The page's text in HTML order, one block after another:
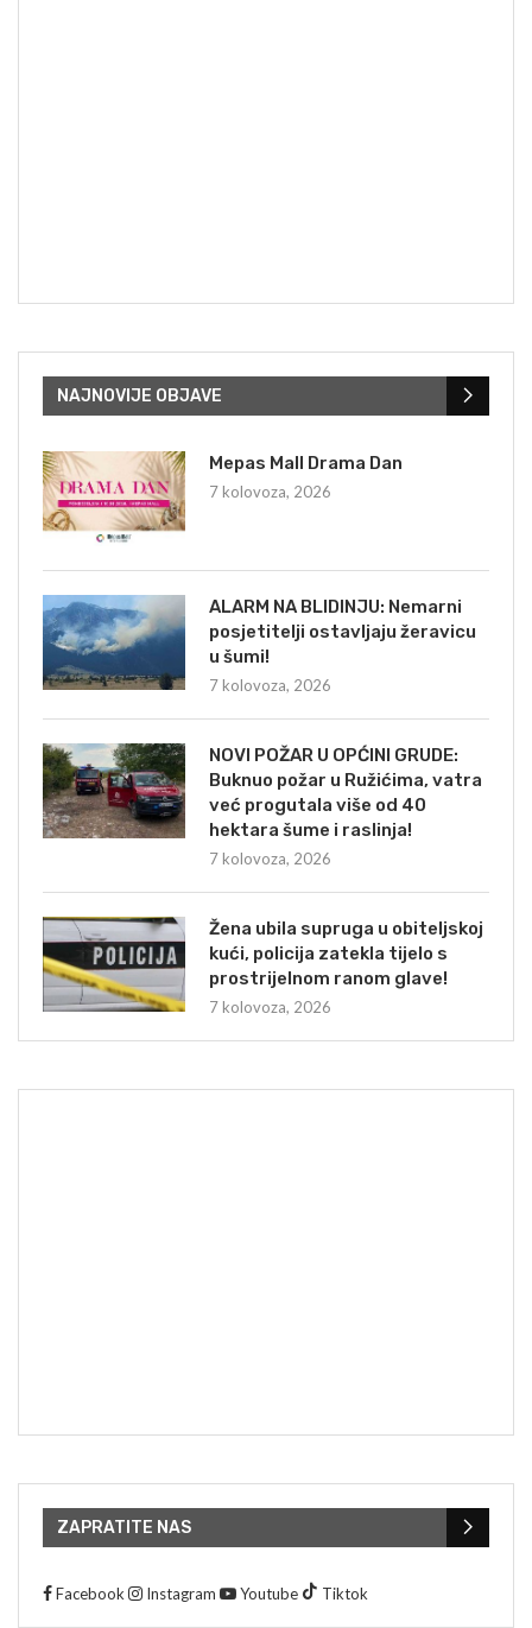
NAJNOVIJE OBJAVE
Mepas Mall Drama Dan
7 kolovoza, 2026
ALARM NA BLIDINJU: Nemarni
posjetitelji ostavljaju žeravicu
u šumi!
7 kolovoza, 2026
NOVI POŽAR U OPĆINI GRUDE:
Buknuo požar u Ružićima, vatra
već progutala više od 40
hektara šume i raslinja!
7 kolovoza, 2026
Žena ubila supruga u obiteljskoj
kući, policija zatekla tijelo s
prostrijelnom ranom glave!
7 kolovoza, 2026
ZAPRATITE NAS
Facebook Instagram Youtube Tiktok